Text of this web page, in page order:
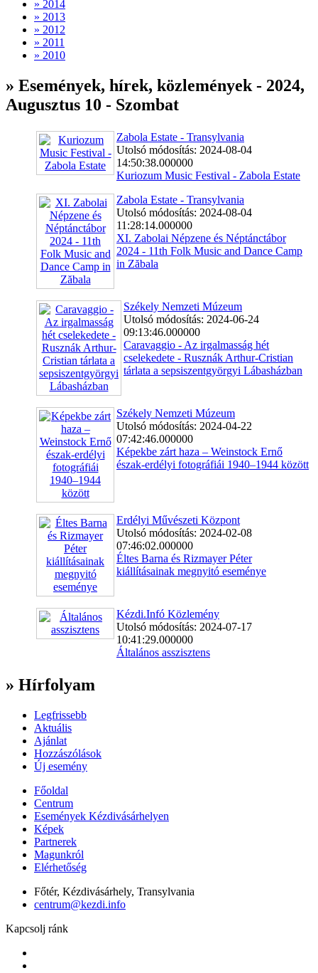
» 2014
» 2013
» 2012
» 2011
» 2010
» Események, hírek, közlemények - 2024,
Augusztus 10 - Szombat
Zabola Estate - Transylvania
Utolsó módosítás: 2024-08-04
14:50:38.000000
Kuriozum Music Festival - Zabola Estate
Zabola Estate - Transylvania
Utolsó módosítás: 2024-08-04
11:28:14.000000
XI. Zabolai Népzene és Néptánctábor
2024 - 11th Folk Music and Dance Camp
in Zăbala
Székely Nemzeti Múzeum
Utolsó módosítás: 2024-06-24
09:13:46.000000
Caravaggio - Az irgalmasság hét
cselekedete - Rusznák Arthur-Cristian
tárlata a sepsiszentgyörgyi Lábasházban
Székely Nemzeti Múzeum
Utolsó módosítás: 2024-04-22
07:42:46.000000
Képekbe zárt haza – Weinstock Ernő
észak-erdélyi fotográfiái 1940–1944 között
Erdélyi Művészeti Központ
Utolsó módosítás: 2024-02-08
07:46:02.000000
Éltes Barna és Rizmayer Péter
kiállításainak megnyitó eseménye
Kézdi.Infó Közlemény
Utolsó módosítás: 2024-07-17
10:41:29.000000
Általános asszisztens
» Hírfolyam
Legfrissebb
Aktuális
Ajánlat
Hozzászólások
Új esemény
Főoldal
Centrum
Események Kézdivásárhelyen
Képek
Partnerek
Magunkról
Elérhetőség
Főtér, Kézdivásárhely, Transylvania
centrum@kezdi.info
Kapcsolj ránk